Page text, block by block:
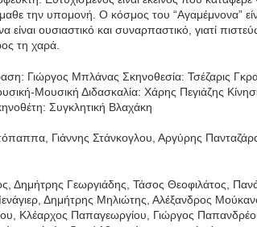
την υπομονή. Ο κόσμος του “Αγαμέμνονα”
είναι ουσιαστικό και συναρπαστικό, γιατί
τη χαρά.
Γιώργος Μπλάνας Σκηνοθεσία: Τσέζαρις
Μουσική Διδασκαλία: Χάρης Πεγιάζης
Συγκλητική Βλαχάκη
Γιάννης Στάνκογλου, Αργύρης
Δημήτρης Γεωργιάδης, Τάσος Θεοφιλάτος,
Δημήτρης Μηλιώτης, Αλέξανδρος
Κλέαρχος Παπαγεωργίου, Γιώργος